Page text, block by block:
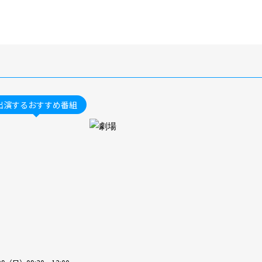
演するおすすめ番組